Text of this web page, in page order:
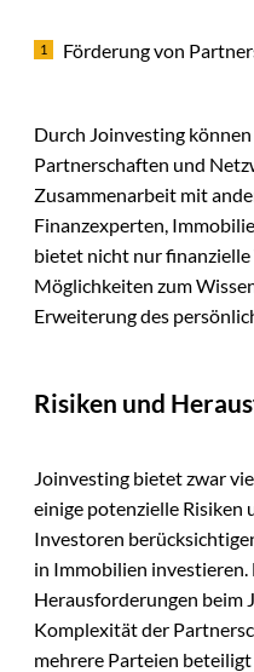
Förderung von
Durch Joinvesting
Partnerschaften und
Zusammenarbeit mit
Finanzexperten,
bietet nicht nur
Möglichkeiten zum
Erweiterung des
Risiken und
Joinvesting bietet zwar
einige potenzielle Risiken
Investoren
in Immobilien investieren.
Herausforderungen beim
Komplexität der
mehrere Parteien